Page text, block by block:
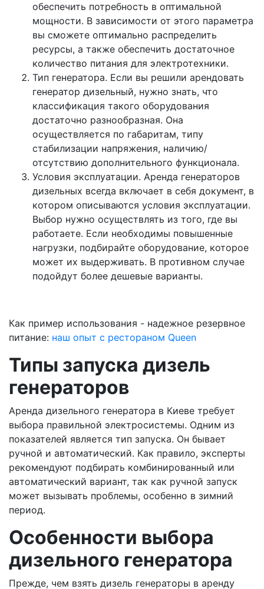
обеспечить потребность в оптимальной
мощности. В зависимости от этого параметра
вы сможете оптимально распределить
ресурсы, а также обеспечить достаточное
количество питания для электротехники.
Тип генератора. Если вы решили арендовать
генератор дизельный, нужно знать, что
классификация такого оборудования
достаточно разнообразная. Она
осуществляется по габаритам, типу
стабилизации напряжения, наличию/
отсутствию дополнительного функционала.
Условия эксплуатации. Аренда генераторов
дизельных всегда включает в себя документ, в
котором описываются условия эксплуатации.
Выбор нужно осуществлять из того, где вы
работаете. Если необходимы повышенные
нагрузки, подбирайте оборудование, которое
может их выдерживать. В противном случае
подойдут более дешевые варианты.
Как пример использования - надежное резервное
питание: наш опыт с рестораном Queen
Типы запуска дизель
генераторов
Аренда дизельного генератора в Киеве требует
выбора правильной электросистемы. Одним из
показателей является тип запуска. Он бывает
ручной и автоматический. Как правило, эксперты
рекомендуют подбирать комбинированный или
автоматический вариант, так как ручной запуск
может вызывать проблемы, особенно в зимний
период.
Особенности выбора
дизельного генератора
Прежде, чем взять дизель генераторы в аренду